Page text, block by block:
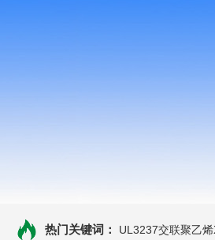
热门关键词： UL3237交联聚乙